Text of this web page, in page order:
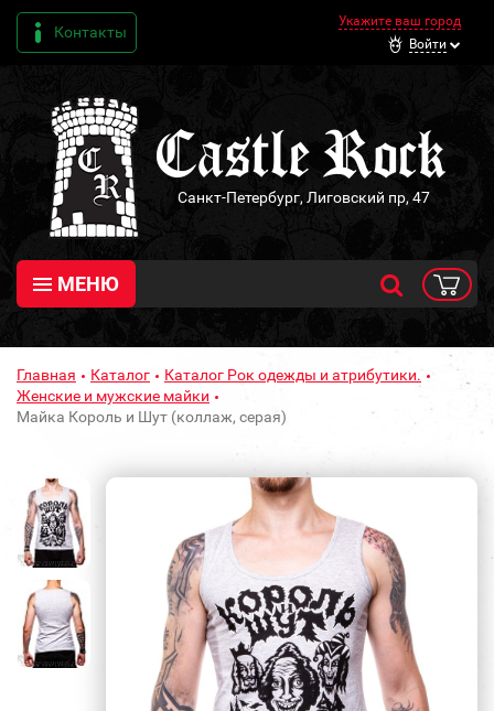
Контакты
Укажите ваш город
Войти
Санкт-Петербург, Лиговский пр, 47
МЕНЮ
Главная Каталог
Каталог Рок одежды и атрибутики.
Женские и мужские майки
Майка Король и Шут (коллаж, серая)